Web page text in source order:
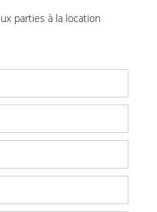
parties à la location